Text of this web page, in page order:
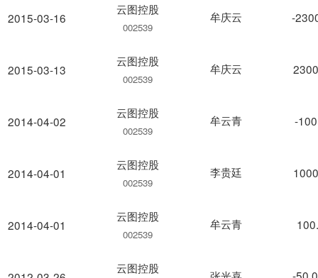
2015-03-16
2015-03-13
2014-04-02
2014-04-01
2014-04-01
云图控股
002539
牟庆云 -
云图控股
002539
牟庆云
云图控股
002539
牟云青 -
云图控股
002539
李贵廷
云图控股
002539
牟云青
云图控股